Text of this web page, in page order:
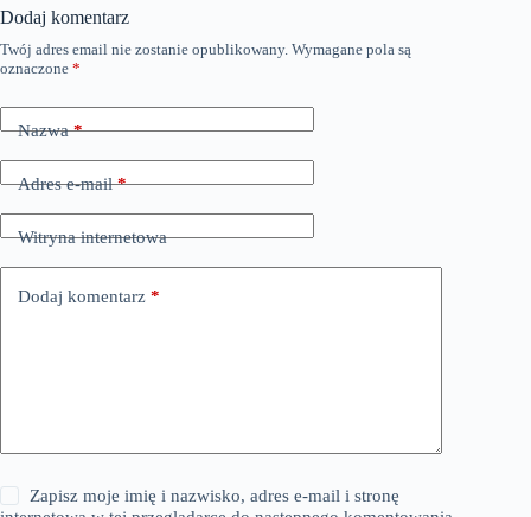
Dodaj komentarz
Twój adres email nie zostanie opublikowany. Wymagane pola są
oznaczone *
Nazwa*
Adres e-mail*
Witryna internetowa
Dodaj komentarz *
Zapisz moje imię i nazwisko, adres e-mail i stronę